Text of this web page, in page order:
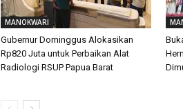
MANOKWARI
Gubernur Dominggus Alokasikan
Rp820 Juta untuk Perbaikan Alat
Radiologi RSUP Papua Barat